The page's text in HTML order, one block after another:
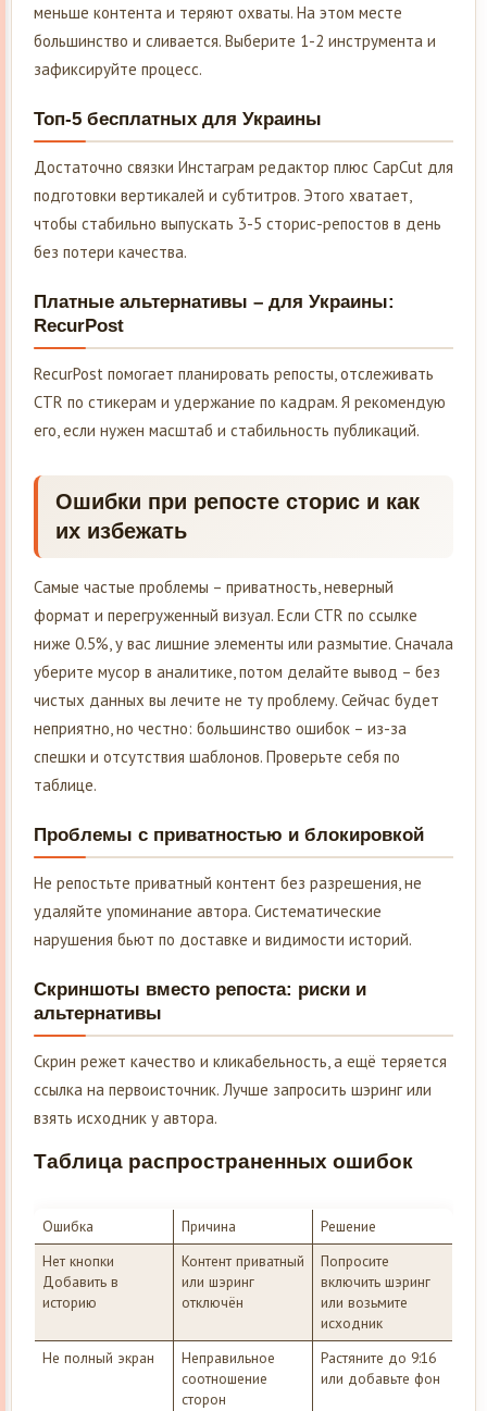
меньше контента и теряют охваты. На этом месте
большинство и сливается. Выберите 1-2 инструмента и
зафиксируйте процесс.
Топ-5 бесплатных для Украины
Достаточно связки Инстаграм редактор плюс CapCut для
подготовки вертикалей и субтитров. Этого хватает,
чтобы стабильно выпускать 3-5 сторис-репостов в день
без потери качества.
Платные альтернативы – для Украины:
RecurPost
RecurPost помогает планировать репосты, отслеживать
CTR по стикерам и удержание по кадрам. Я рекомендую
его, если нужен масштаб и стабильность публикаций.
Ошибки при репосте сторис и как
их избежать
Самые частые проблемы – приватность, неверный
формат и перегруженный визуал. Если CTR по ссылке
ниже 0.5%, у вас лишние элементы или размытие. Сначала
уберите мусор в аналитике, потом делайте вывод – без
чистых данных вы лечите не ту проблему. Сейчас будет
неприятно, но честно: большинство ошибок – из-за
спешки и отсутствия шаблонов. Проверьте себя по
таблице.
Проблемы с приватностью и блокировкой
Не репостьте приватный контент без разрешения, не
удаляйте упоминание автора. Систематические
нарушения бьют по доставке и видимости историй.
Скриншоты вместо репоста: риски и
альтернативы
Скрин режет качество и кликабельность, а ещё теряется
ссылка на первоисточник. Лучше запросить шэринг или
взять исходник у автора.
Таблица распространенных ошибок
Ошибка Причина
Решение
Нет кнопки
Добавить в
историю
Контент приватный
или шэринг
отключён
Попросите
включить шэринг
или возьмите
исходник
Не полный экран
Неправильное
соотношение
сторон
Растяните до 9:16
или добавьте фон